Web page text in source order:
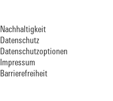
Nachhaltigkeit
Datenschutz
Datenschutzoptionen
Impressum
Barrierefreiheit